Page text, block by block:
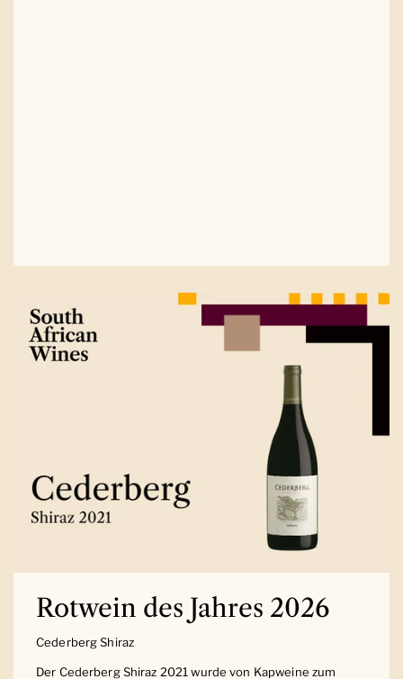
Rotwein des Jahres 2026
Cederberg Shiraz
Der Cederberg Shiraz 2021 wurde von Kapweine zum